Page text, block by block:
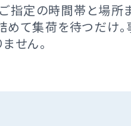
ご指定の時間帯と場
めて集荷を待つだけ
せん。